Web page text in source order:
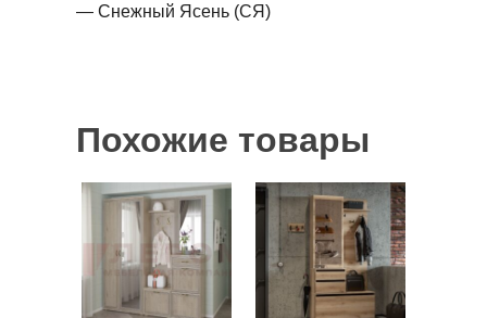
— Снежный Ясень (СЯ)
Похожие товары